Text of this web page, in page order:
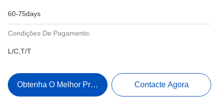
60-75days
Condições De Pagamento:
L/C,T/T
Obtenha O Melhor Preço Contacte Agora